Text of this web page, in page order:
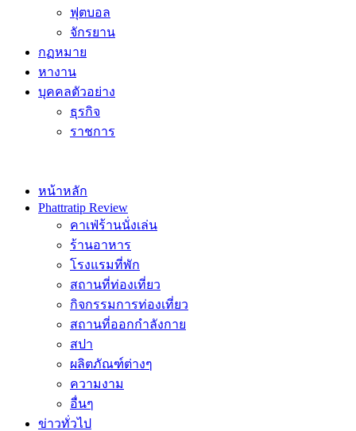
ฟุตบอล
จักรยาน
กฏหมาย
หางาน
บุคคลตัวอย่าง
ธุรกิจ
ราชการ
หน้าหลัก
Phattratip Review
คาเฟ่ร้านนั่งเล่น
ร้านอาหาร
โรงแรมที่พัก
สถานที่ท่องเที่ยว
กิจกรรมการท่องเที่ยว
สถานที่ออกกำลังกาย
สปา
ผลิตภัณฑ์ต่างๆ
ความงาม
อื่นๆ
ข่าวทั่วไป